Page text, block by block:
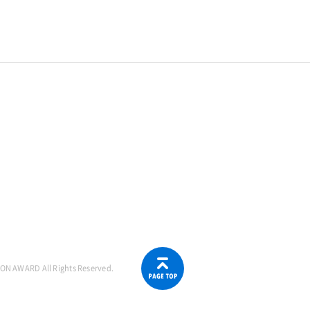
AWARD All Rights Reserved.